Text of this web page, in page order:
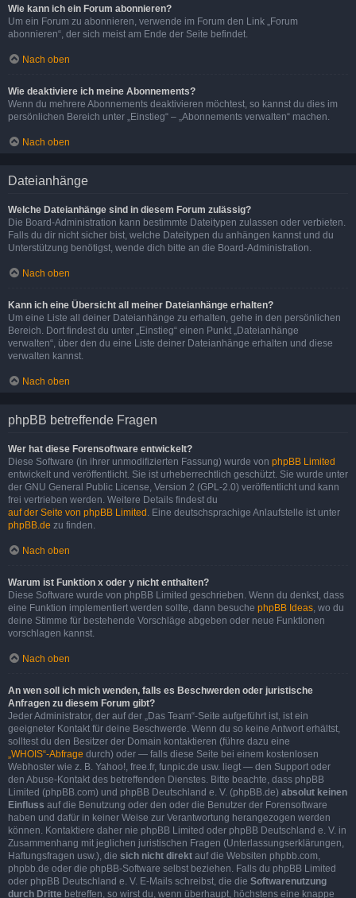
Wie kann ich ein Forum abonnieren?
Um ein Forum zu abonnieren, verwende im Forum den Link „Forum
abonnieren“, der sich meist am Ende der Seite befindet.
Nach oben
Wie deaktiviere ich meine Abonnements?
Wenn du mehrere Abonnements deaktivieren möchtest, so kannst du dies im
persönlichen Bereich unter „Einstieg“ – „Abonnements verwalten“ machen.
Nach oben
Dateianhänge
Welche Dateianhänge sind in diesem Forum zulässig?
Die Board-Administration kann bestimmte Dateitypen zulassen oder verbieten.
Falls du dir nicht sicher bist, welche Dateitypen du anhängen kannst und du
Unterstützung benötigst, wende dich bitte an die Board-Administration.
Nach oben
Kann ich eine Übersicht all meiner Dateianhänge erhalten?
Um eine Liste all deiner Dateianhänge zu erhalten, gehe in den persönlichen
Bereich. Dort findest du unter „Einstieg“ einen Punkt „Dateianhänge
verwalten“, über den du eine Liste deiner Dateianhänge erhalten und diese
verwalten kannst.
Nach oben
phpBB betreffende Fragen
Wer hat diese Forensoftware entwickelt?
Diese Software (in ihrer unmodifizierten Fassung) wurde von phpBB Limited
entwickelt und veröffentlicht. Sie ist urheberrechtlich geschützt. Sie wurde unter
der GNU General Public License, Version 2 (GPL-2.0) veröffentlicht und kann
frei vertrieben werden. Weitere Details findest du
auf der Seite von phpBB Limited . Eine deutschsprachige Anlaufstelle ist unter
phpBB.de zu finden.
Nach oben
Warum ist Funktion x oder y nicht enthalten?
Diese Software wurde von phpBB Limited geschrieben. Wenn du denkst, dass
eine Funktion implementiert werden sollte, dann besuche phpBB Ideas, wo du
deine Stimme für bestehende Vorschläge abgeben oder neue Funktionen
vorschlagen kannst.
Nach oben
An wen soll ich mich wenden, falls es Beschwerden oder juristische
Anfragen zu diesem Forum gibt?
Jeder Administrator, der auf der „Das Team“-Seite aufgeführt ist, ist ein
geeigneter Kontakt für deine Beschwerde. Wenn du so keine Antwort erhältst,
solltest du den Besitzer der Domain kontaktieren (führe dazu eine
„WHOIS“-Abfrage durch) oder — falls diese Seite bei einem kostenlosen
Webhoster wie z. B. Yahoo!, free.fr, funpic.de usw. liegt — den Support oder
den Abuse-Kontakt des betreffenden Dienstes. Bitte beachte, dass phpBB
Limited (phpBB.com) und phpBB Deutschland e. V. (phpBB.de) absolut keinen
Einfluss auf die Benutzung oder den oder die Benutzer der Forensoftware
haben und dafür in keiner Weise zur Verantwortung herangezogen werden
können. Kontaktiere daher nie phpBB Limited oder phpBB Deutschland e. V. in
Zusammenhang mit jeglichen juristischen Fragen (Unterlassungserklärungen,
Haftungsfragen usw.), die sich nicht direkt auf die Websiten phpbb.com,
phpbb.de oder die phpBB-Software selbst beziehen. Falls du phpBB Limited
oder phpBB Deutschland e. V. E-Mails schreibst, die die Softwarenutzung
durch Dritte betreffen, so wirst du, wenn überhaupt, höchstens eine knappe